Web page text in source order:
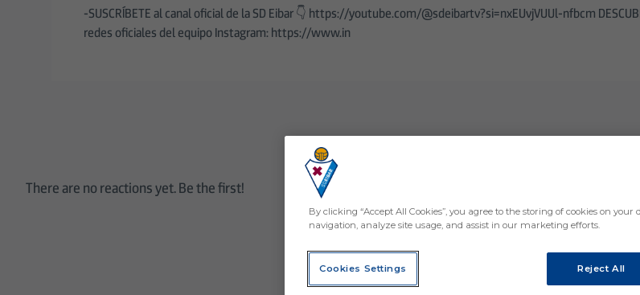
-SUSCRÍBETE al canal oficial de la SD Eibar 👇 https://youtube.com/@sdeibartv?si=nxEUvjVUUl-nfbcm
redes oficiales del equipo Instagram: https://www.in
There are no reactions yet. Be the first!
By clicking “Accept All Cookies”, you agree to the storing of cookies on your
navigation, analyze site usage, and assist in our marketing efforts.
Cookies Settings Reject All